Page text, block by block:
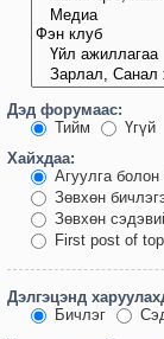
Дэд форумаас:
Тийм
Үгүй
Хайхдаа:
Агуулга болон
Зөвхөн
Зөвхөн
First post of
Дэлгэцэнд
Бичлэг